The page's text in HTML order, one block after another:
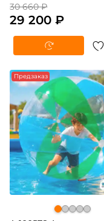
30 660 ₽
29 200 ₽
-5% Предзаказ